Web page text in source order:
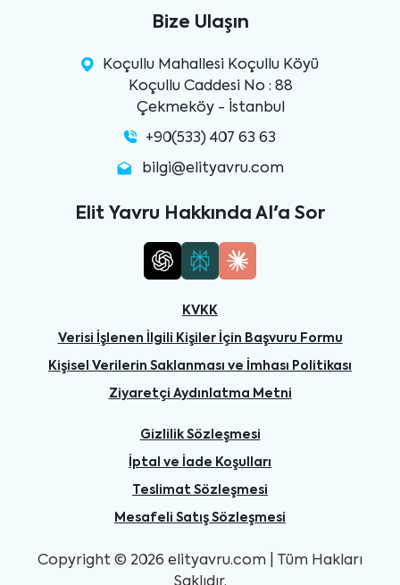
Bize Ulaşın
Koçullu Mahallesi Koçullu Köyü
Koçullu Caddesi No : 88
Çekmeköy - İstanbul
+90(533) 407 63 63
bilgi@elityavru.com
Elit Yavru Hakkında AI'a Sor
KVKK
Verisi İşlenen İlgili Kişiler İçin Başvuru Formu
Kişisel Verilerin Saklanması ve İmhası Politikası
Ziyaretçi Aydınlatma Metni
Gizlilik Sözleşmesi
İptal ve İade Koşulları
Teslimat Sözleşmesi
Mesafeli Satış Sözleşmesi
Copyright © 2026 elityavru.com | Tüm Hakları
Saklıdır.